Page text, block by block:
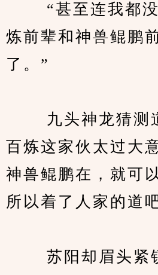
“甚至连我都没
炼前辈和神兽鲲鹏
了。”
九头神龙猜测道
百炼这家伙太过大
神兽鲲鹏在，就可
所以着了人家的道
苏阳却眉头紧锁